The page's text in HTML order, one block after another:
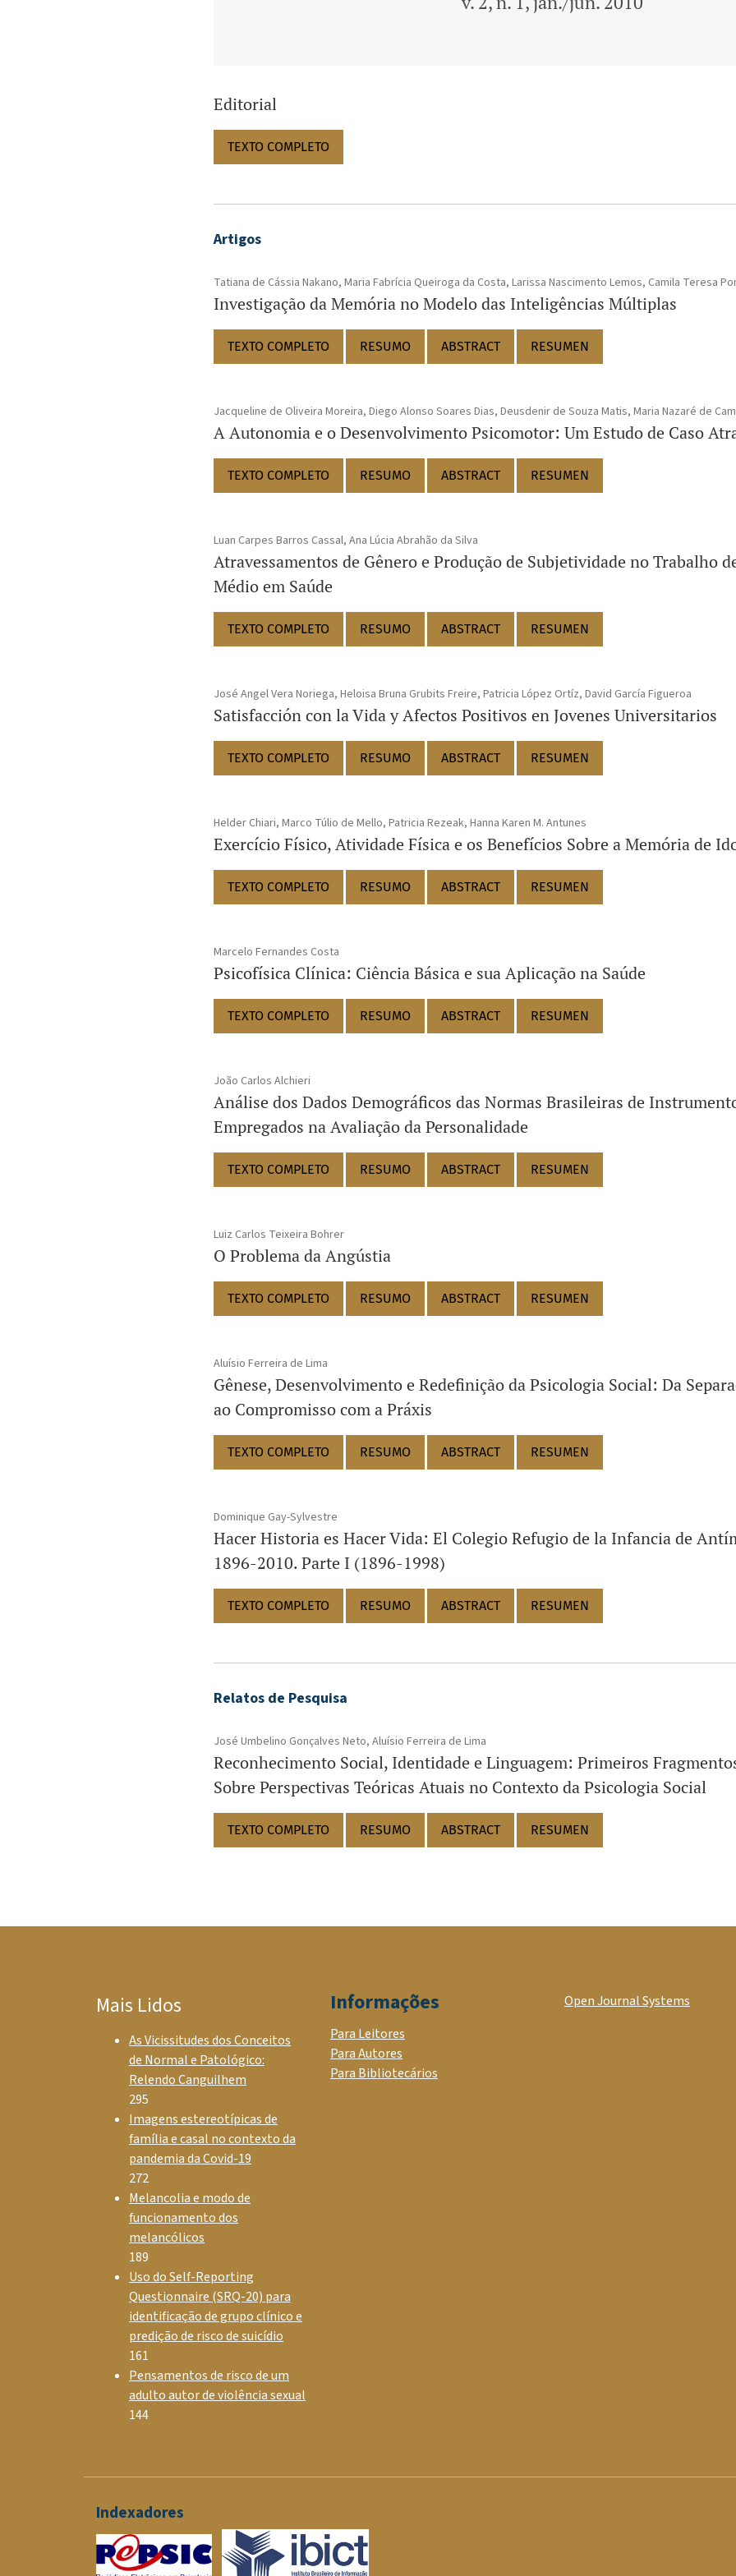
Editorial
TEXTO COMPLETO
Artigos
Tatiana de Cássia Nakano, Maria Fabrícia Queiroga da Costa, Larissa Nascimento Lemos, Camila Teresa
Investigação da Memória no Modelo das Inteligências Múltiplas
TEXTO COMPLETO RESUMO ABSTRACT RESUMEN
Jacqueline de Oliveira Moreira, Diego Alonso Soares Dias, Deusdenir de Souza Matis, Maria Nazaré de
A Autonomia e o Desenvolvimento Psicomotor: Um Estudo de Caso
TEXTO COMPLETO RESUMO ABSTRACT RESUMEN
Luan Carpes Barros Cassal, Ana Lúcia Abrahão da Silva
Atravessamentos de Gênero e Produção de Subjetividade no Trabalho
Médio em Saúde
TEXTO COMPLETO RESUMO ABSTRACT RESUMEN
José Angel Vera Noriega, Heloisa Bruna Grubits Freire, Patricia López Ortíz, David García Figueroa
Satisfacción con la Vida y Afectos Positivos en Jovenes Universitarios
TEXTO COMPLETO RESUMO ABSTRACT RESUMEN
Helder Chiari, Marco Túlio de Mello, Patricia Rezeak, Hanna Karen M. Antunes
Exercício Físico, Atividade Física e os Benefícios Sobre a Memória de
TEXTO COMPLETO RESUMO ABSTRACT RESUMEN
Marcelo Fernandes Costa
Psicofísica Clínica: Ciência Básica e sua Aplicação na Saúde
TEXTO COMPLETO RESUMO ABSTRACT RESUMEN
João Carlos Alchieri
Análise dos Dados Demográficos das Normas Brasileiras de
Empregados na Avaliação da Personalidade
TEXTO COMPLETO RESUMO ABSTRACT RESUMEN
Luiz Carlos Teixeira Bohrer
O Problema da Angústia
TEXTO COMPLETO RESUMO ABSTRACT RESUMEN
Aluísio Ferreira de Lima
Gênese, Desenvolvimento e Redefinição da Psicologia Social: Da
ao Compromisso com a Práxis
TEXTO COMPLETO RESUMO ABSTRACT RESUMEN
Dominique Gay-Sylvestre
Hacer Historia es Hacer Vida: El Colegio Refugio de la Infancia de
1896-2010. Parte I (1896-1998)
TEXTO COMPLETO RESUMO ABSTRACT RESUMEN
Relatos de Pesquisa
José Umbelino Gonçalves Neto, Aluísio Ferreira de Lima
Reconhecimento Social, Identidade e Linguagem: Primeiros
Sobre Perspectivas Teóricas Atuais no Contexto da Psicologia Social
TEXTO COMPLETO RESUMO ABSTRACT RESUMEN
Mais Lidos
As Vicissitudes dos Conceitos
de Normal e Patológico:
Relendo Canguilhem
295
Imagens estereotípicas de
família e casal no contexto da
pandemia da Covid-19
272
Melancolia e modo de
funcionamento dos
melancólicos
189
Uso do Self-Reporting
Questionnaire (SRQ-20) para
identificação de grupo clínico e
predição de risco de suicídio
161
Pensamentos de risco de um
adulto autor de violência sexual
144
Informações
Para Leitores
Para Autores
Para Bibliotecários
Open Journal Systems
Indexadores